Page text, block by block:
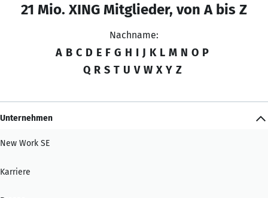
21 Mio. XING Mitglieder, von A bis Z
Nachname:
A B C D E F G H I J K L M N O P
Q R S T U V W X Y Z
Unternehmen
New Work SE
Karriere